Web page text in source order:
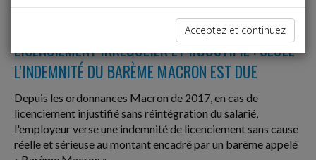
Social
LICENCIEMENT IRRÉGULIER ET INJUSTIFIÉ : SEULE
L'INDEMNITÉ DU BARÈME MACRON EST DUE
Depuis les ordonnances Macron de 2017, en cas de
licenciement injustifié sans réintégration du salarié,
l'employeur verse une indemnité de licenciement sans cause
réelle et sérieuse au montant encadré par un barème appelé
Acceptez et continuez